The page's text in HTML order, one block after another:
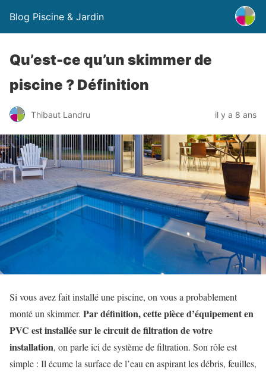
Blog Piscine & Jardin
Qu’est-ce qu’un skimmer de
piscine ? Définition
Thibaut Landru il y a 8 ans
Si vous avez fait installé une piscine, on vous a probablement
monté un skimmer. Par définition, cette pièce d’équipement en
PVC est installée sur le circuit de filtration de votre
installation, on parle ici de système de filtration. Son rôle est
simple : Il écume la surface de l’eau en aspirant les débris, feuilles,